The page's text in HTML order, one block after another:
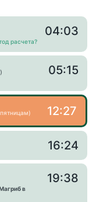
расчета?
04:03
05:15
12:27
16:24
в
19:38